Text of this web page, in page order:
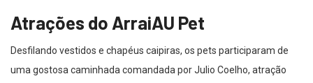
Atrações do ArraiAU Pet
Desfilando vestidos e chapéus caipiras, os pets participaram de
uma gostosa caminhada comandada por Julio Coelho, atração